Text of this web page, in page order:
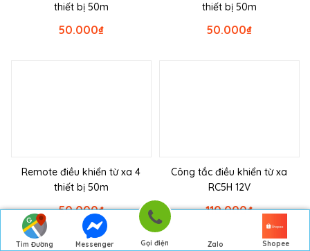
Tìm Đường
Messenger Gọi điện Zalo Shopee
thiết bị 50m
₫
50.000
thiết bị 50m
₫
50.000
Remote điều khiển từ xa 4
thiết bị 50m
₫
50.000
Công tắc điều khiển từ xa
RC5H 12V
₫
110.000